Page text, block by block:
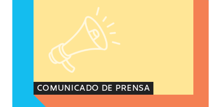
COMUNICADO DE PRENSA